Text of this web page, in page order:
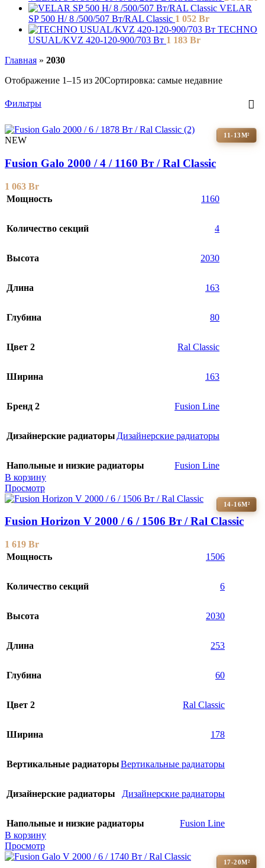
VELAR
SP 500 H/ 8 /500/507 Вт/RAL Classic 1 052 Br
TECHNO
USUAL/KVZ 420-120-900/703 Вт 1 183 Br
Главная » 2030
Отображение 1–15 из 20Сортировка: самые недавние
Фильтры
11-13М²
NEW
Fusion Galo 2000 / 4 / 1160 Вт / Ral Classic
1 063 Br
Мощность
1160
Количество секций 4
Высота 2030
Длина 163
Глубина 80
Цвет 2 Ral Classic
Ширина 163
Бренд 2 Fusion Line
Дизайнерские радиаторы Дизайнерские радиаторы
Напольные и низкие радиаторы
Fusion Line
В корзину
Просмотр
14-16М²
Fusion Horizon V 2000 / 6 / 1506 Вт / Ral Classic
1 619 Br
Мощность
1506
Количество секций 6
Высота 2030
Длина 253
Глубина 60
Цвет 2 Ral Classic
Ширина 178
Вертикальные радиаторыВертикальные радиаторы
Дизайнерские радиаторы Дизайнерские радиаторы
Напольные и низкие радиаторы
Fusion Line
В корзину
Просмотр
17-20М²